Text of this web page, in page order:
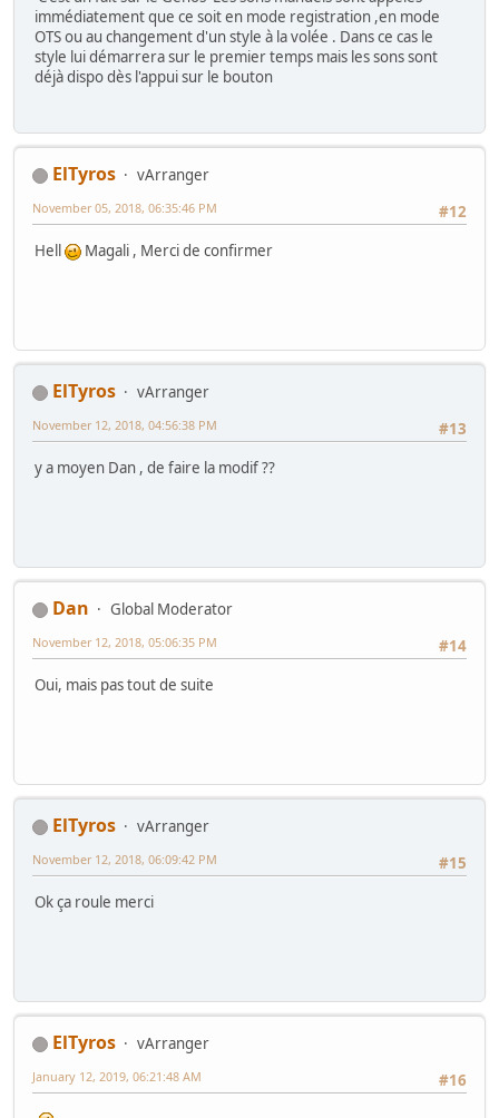
immédiatement que ce soit en mode registration ,en mode
OTS ou au changement d'un style à la volée . Dans ce cas le
style lui démarrera sur le premier temps mais les sons sont
déjà dispo dès l'appui sur le bouton
ElTyros
vArranger
#12
November 05, 2018, 06:35:46 PM
Hell Magali , Merci de confirmer
ElTyros
vArranger
#13
November 12, 2018, 04:56:38 PM
y a moyen Dan , de faire la modif ??
Dan
Global Moderator
#14
November 12, 2018, 05:06:35 PM
Oui, mais pas tout de suite
ElTyros
vArranger
#15
November 12, 2018, 06:09:42 PM
Ok ça roule merci
ElTyros
vArranger
#16
January 12, 2019, 06:21:48 AM